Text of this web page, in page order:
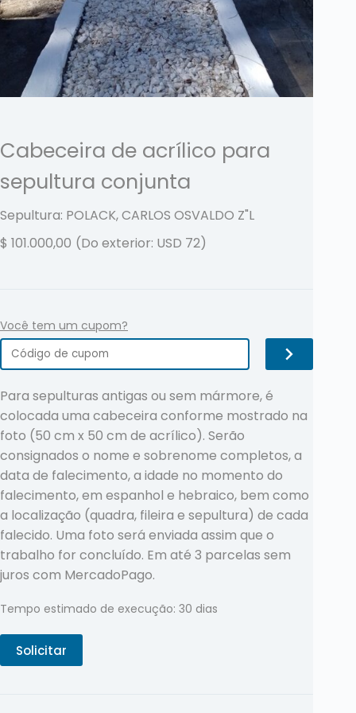
Cabeceira de acrílico para
sepultura conjunta
Sepultura: POLACK, CARLOS OSVALDO Z"L
$ 101.000,00 (Do exterior: USD 72)
Você tem um cupom?
Para sepulturas antigas ou sem mármore, é
colocada uma cabeceira conforme mostrado na
foto (50 cm x 50 cm de acrílico). Serão
consignados o nome e sobrenome completos, a
data de falecimento, a idade no momento do
falecimento, em espanhol e hebraico, bem como
a localização (quadra, fileira e sepultura) de cada
falecido. Uma foto será enviada assim que o
trabalho for concluído. Em até 3 parcelas sem
juros com MercadoPago.
Tempo estimado de execução: 30 dias
Solicitar